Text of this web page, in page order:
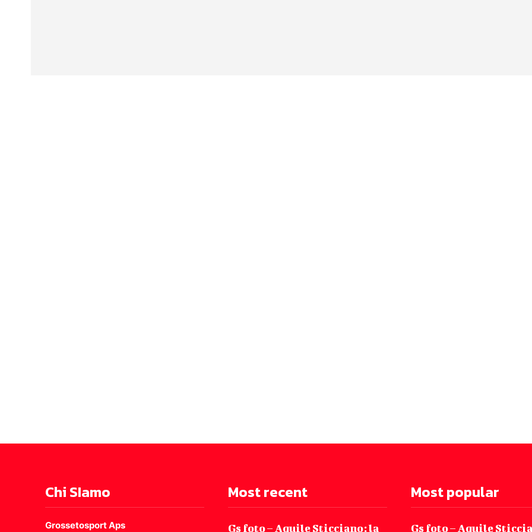
Chi SIamo
Grossetosport Aps
Most recent
Gs foto – Aquile Sticciano: la
Most popular
Gs foto – Aquile